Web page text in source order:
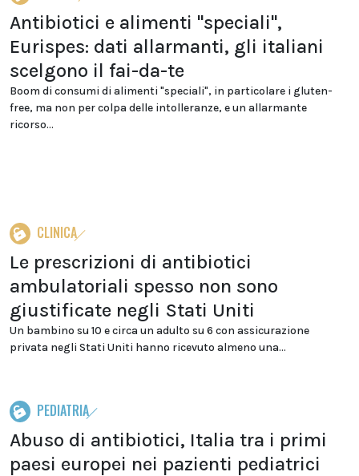
Antibiotici e alimenti "speciali",
Eurispes: dati allarmanti, gli italiani
scelgono il fai-da-te
Boom di consumi di alimenti "speciali", in particolare i gluten-
free, ma non per colpa delle intolleranze, e un allarmante
ricorso...
CLINICA
Le prescrizioni di antibiotici
ambulatoriali spesso non sono
giustificate negli Stati Uniti
Un bambino su 10 e circa un adulto su 6 con assicurazione
privata negli Stati Uniti hanno ricevuto almeno una...
PEDIATRIA
Abuso di antibiotici, Italia tra i primi
paesi europei nei pazienti pediatrici